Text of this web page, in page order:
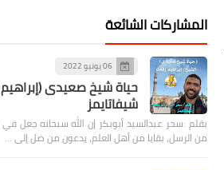
المشاركات الشائعة
06 يونيو 2022
حياة شيخ صعيدى
شيفاتايمز
بقلم :سحر عبدالسيد أبوبكر إن الله سبحانه جعل
من الرسل، بقايا من أهل العلم، يدعون من ضل إلى …